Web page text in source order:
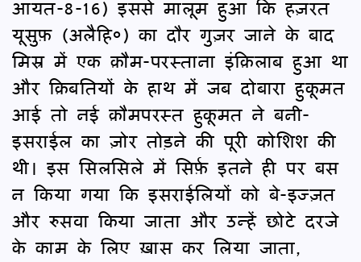
आयत-8-16) इससे मालूम हुआ कि हज़रत
यूसुफ़ (अलैहि०) का दौर गुज़र जाने के बाद
मिस्र में एक क़ौम-परस्ताना इंक़िलाब हुआ था
और क़िबतियों के हाथ में जब दोबारा हुकूमत
आई तो नई क़ौमपरस्त हुकूमत ने बनी-
इसराईल का ज़ोर तोड़ने की पूरी कोशिश की
थी। इस सिलसिले में सिर्फ़ इतने ही पर बस
न किया गया कि इसराईलियों को बे-इज्ज़त
और रुसवा किया जाता और उन्हें छोटे दरजे
के काम के लिए ख़ास कर लिया जाता,